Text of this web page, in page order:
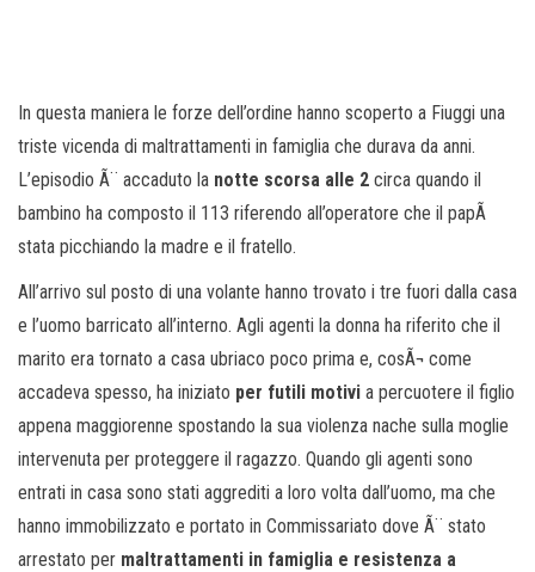
In questa maniera le forze dell’ordine hanno scoperto a Fiuggi una
triste vicenda di maltrattamenti in famiglia che durava da anni.
L’episodio Ã¨ accaduto la notte scorsa alle 2 circa quando il
bambino ha composto il 113 riferendo all’operatore che il papÃ
stata picchiando la madre e il fratello.
All’arrivo sul posto di una volante hanno trovato i tre fuori dalla casa
e l’uomo barricato all’interno. Agli agenti la donna ha riferito che il
marito era tornato a casa ubriaco poco prima e, cosÃ¬ come
accadeva spesso, ha iniziato per futili motivi a percuotere il figlio
appena maggiorenne spostando la sua violenza nache sulla moglie
intervenuta per proteggere il ragazzo. Quando gli agenti sono
entrati in casa sono stati aggrediti a loro volta dall’uomo, ma che
hanno immobilizzato e portato in Commissariato dove Ã¨ stato
arrestato per maltrattamenti in famiglia e resistenza a